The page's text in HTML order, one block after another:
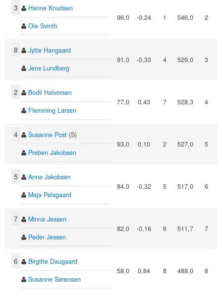
3
Hanne Knudsen
Ole Svinth
96,0 -0,24 1 546,0 2
8
Jytte Hangaard
Jens Lundberg
91,0 -0,33 4 529,0 3
2
Bodil Halvorsen
Flemming Larsen
77,0 0,43 7 528,3 4
4 Susanne Post (S)
Preben Jakobsen
93,0 0,10 2 527,0 5
5
Anne Jakobsen
Maja Pølsgaard
84,0 -0,32 5 517,0 6
7
Minna Jessen
Peder Jessen
82,0 -0,16 6 511,7 7
6
Birgitte Daugaard
Susanne Sørensen
58,0 0,84 8 488,0 8